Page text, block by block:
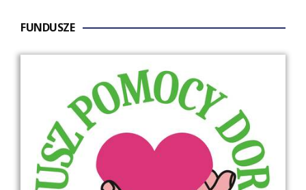
FUNDUSZE